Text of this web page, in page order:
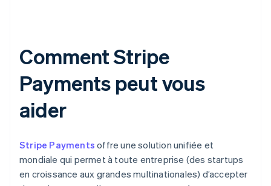
Comment Stripe
Payments peut vous
aider
Stripe Payments offre une solution unifiée et
mondiale qui permet à toute entreprise (des startups
en croissance aux grandes multinationales) d’accepter